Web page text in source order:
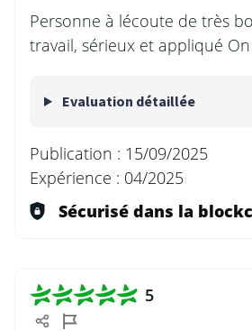
Personne à lécoute de très
travail, sérieux et appliqué
Evaluation détaillée
Publication : 15/09/2025
Expérience : 04/2025
Sécurisé dans la
5